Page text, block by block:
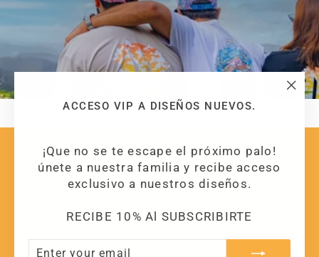
ACCESO VIP A DISEÑOS NUEVOS.
¡Que no se te escape el próximo palo!
únete a nuestra familia y recibe acceso
exclusivo a nuestros diseños.
RECIBE 10% Al SUBSCRIBIRTE
Sobre Nosotros
Privacy Policy
Shipping Policy
Terms of Service